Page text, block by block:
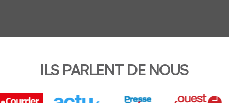
ILS PARLENT DE NOUS